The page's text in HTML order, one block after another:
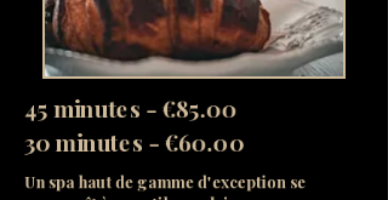
45 minutes - €85.00
30 minutes - €60.00
Un spa haut de gamme d'exception se